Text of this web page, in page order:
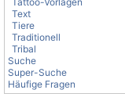
Text
Tiere
Traditionell
Tribal
Suche
Super-Suche
Häufige Fragen